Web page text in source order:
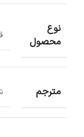
نوع
محصول
مترجم